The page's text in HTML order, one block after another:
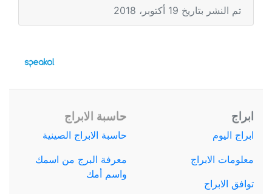
تم النشر بتاريخ 19 أكتوبر، 2018
ابراج
ابراج اليوم
معلومات الابراج
توافق الابراج
حاسبة الابراج
حاسبة الابراج الصينية
معرفة البرج من اسمك
واسم أمك